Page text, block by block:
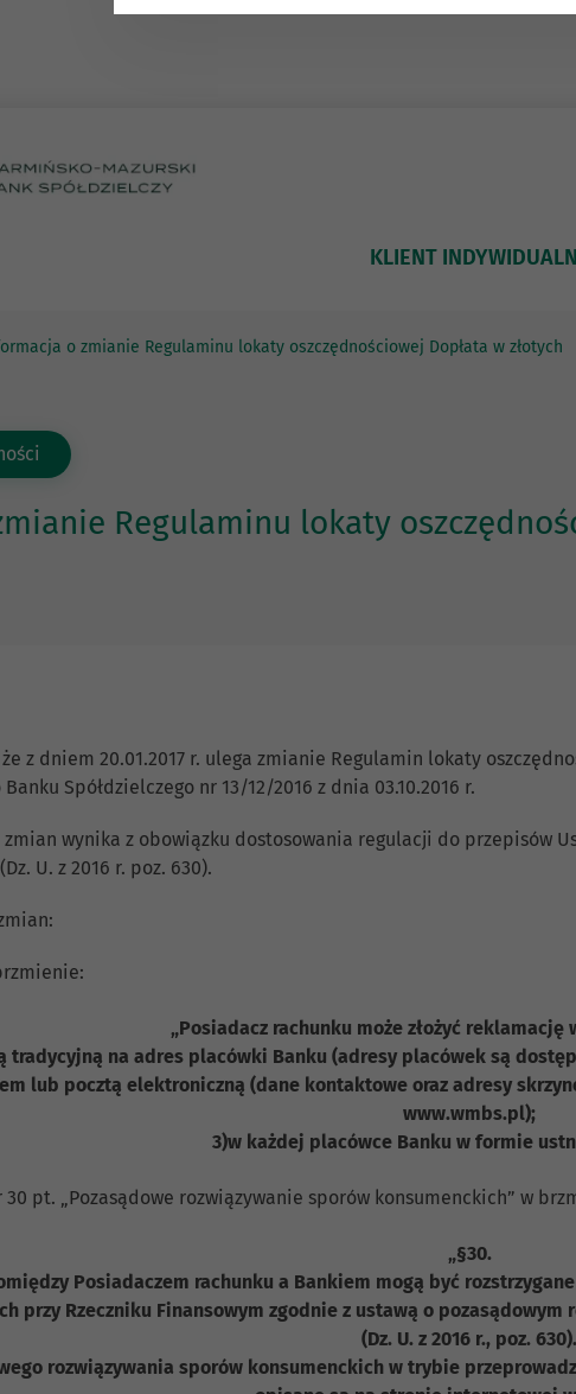
KLIENT
o zmianie Regulaminu lokaty oszczędnościowej Dopłata w złotych
Regulaminu lokaty
z dniem 20.01.2017 r. ulega zmianie Regulamin lokaty
Spółdzielczego nr 13/12/2016 z dnia 03.10.2016 r.
wynika z obowiązku dostosowania regulacji do przepisów
U. z 2016 r. poz. 630).
„Posiadacz rachunku może złożyć
tradycyjną na adres placówki Banku (adresy placówek są
lub pocztą elektroniczną (dane kontaktowe oraz adresy
www.wmbs.pl);
3)w każdej placówce Banku w formie
pt. „Pozasądowe rozwiązywanie sporów konsumenckich” w
„§30.
Posiadaczem rachunku a Bankiem mogą być
przy Rzeczniku Finansowym zgodnie z ustawą o
(Dz. U. z 2016 r., poz. 630).
rozwiązywania sporów konsumenckich w trybie